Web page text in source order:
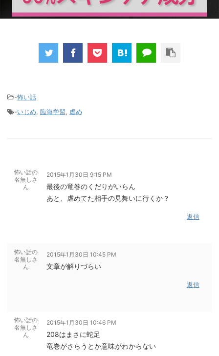
-怖い話
-いじめ, 臨海学習, 虐め
怖い話の
名無しさ
ん
2015年1月30日 9:15 PM
最後の竜巻のくだりがいらん
あと、虐めてた相手の見舞いに行くか？
返信
怖い話の
名無しさ
ん
2015年1月30日 10:45 PM
文章が解りづらい
返信
怖い話の
名無しさ
ん
2015年1月30日 10:46 PM
208はまさに蛇足
竜巻がさらうとか意味がわからない